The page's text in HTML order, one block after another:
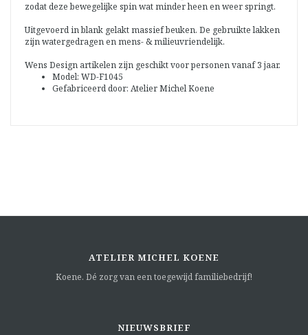
zodat deze bewegelijke spin wat minder heen en weer springt.
Uitgevoerd in blank gelakt massief beuken. De gebruikte lakken
zijn watergedragen en mens- & milieuvriendelijk.
Wens Design artikelen zijn geschikt voor personen vanaf 3 jaar.
Model: WD-F1045
Gefabriceerd door: Atelier Michel Koene
ATELIER MICHEL KOENE
Koene. Dé zorg van een toegewijd familiebedrijf!
NIEUWSBRIEF